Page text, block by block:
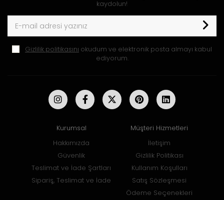
kaydolun!
Gizlilik politikasını okudum ve elektronik posta almayı kabul
ediyorum.
Kurumsal
Hakkımızda
Güvenlik
Teslimat ve İade Şartları
Sipariş, Teslimat ve İade
Müşteri Hizmetleri
İletişim
Gizlilik Politikası
Kullanım Koşulları
Satış Sözleşmesi
Ödeme Seçenekleri